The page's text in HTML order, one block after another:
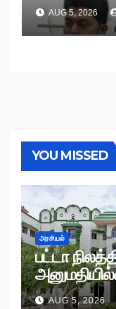
AUG 5, 2026
YOU MISSED
அரசியல்
பட்டா
உத்தரவு!
AUG 5, 2026